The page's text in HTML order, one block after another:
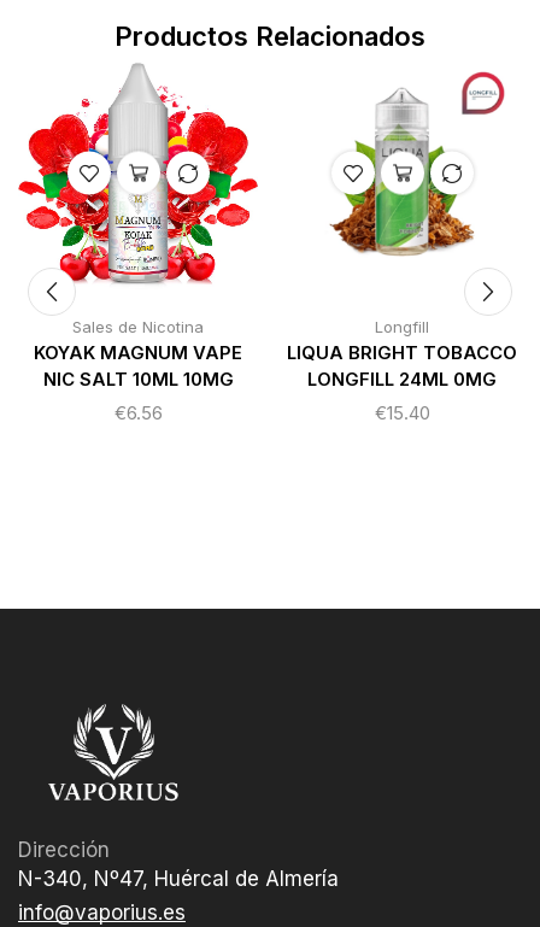
Productos Relacionados
Sales de Nicotina
KOYAK MAGNUM VAPE
NIC SALT 10ML 10MG
€6.56
Longfill
LIQUA BRIGHT TOBACCO
LONGFILL 24ML 0MG
€15.40
Dirección
N-340, Nº47, Huércal de Almería
info@vaporius.es